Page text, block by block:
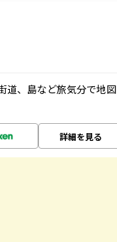
道、島など旅気分で地図
詳細を見る